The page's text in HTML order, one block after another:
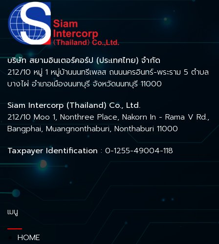
บริษัท สยามอินเตอร์คอร์ป (ประเทศไทย) จำกัด
212/10 หมู่ 1 หมู่บ้านนนทรีเพลส ถนนนครอินทร์-พระราม 5 ตำบล
บางไผ่ อำเภอเมืองนนทบุรี จังหวัดนนทบุรี 11000
Siam Intercorp (Thailand) Co., Ltd.
212/10 Moo 1, Nonthree Place, Nakorn In - Rama V Rd.,
Bangphai, Muangnonthaburi, Nonthaburi 11000
Taxpayer Identification : 0-1255-49004-118
เมนู
HOME